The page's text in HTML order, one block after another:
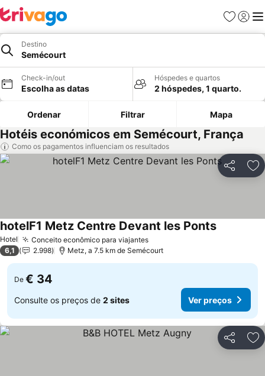
Favoritos
Iniciar
Destino
Semécourt
Check-in/out
Escolha as datas
Hóspedes e quartos
2 hóspedes, 1 quarto.
Ordenar Filtrar Mapa
Hotéis económicos em Semécourt, França
Como os pagamentos influenciam os resultados
Partilhar
Hotel Conceito econômico para viajantesVer preços
hotelF1 Metz Centre Devant les PontsVer preços
6,1 2.998 Metz, a 7.5 km de Semécourt
De € 34
Consulte os preços de 2 sites Ver preços
Partilhar